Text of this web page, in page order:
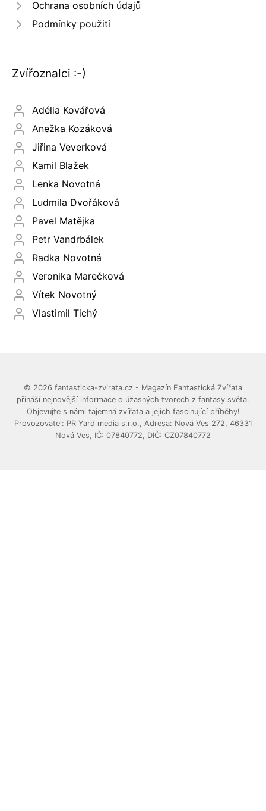
Ochrana osobních údajů
Podmínky použití
Zvířoznalci :-)
Adélia Kovářová
Anežka Kozáková
Jiřina Veverková
Kamil Blažek
Lenka Novotná
Ludmila Dvořáková
Pavel Matějka
Petr Vandrbálek
Radka Novotná
Veronika Marečková
Vítek Novotný
Vlastimil Tichý
© 2026 fantasticka-zvirata.cz - Magazín Fantastická Zvířata
přináší nejnovější informace o úžasných tvorech z fantasy světa.
Objevujte s námi tajemná zvířata a jejich fascinující příběhy!
Provozovatel: PR Yard media s.r.o., Adresa: Nová Ves 272, 46331
Nová Ves, IČ: 07840772, DIČ: CZ07840772